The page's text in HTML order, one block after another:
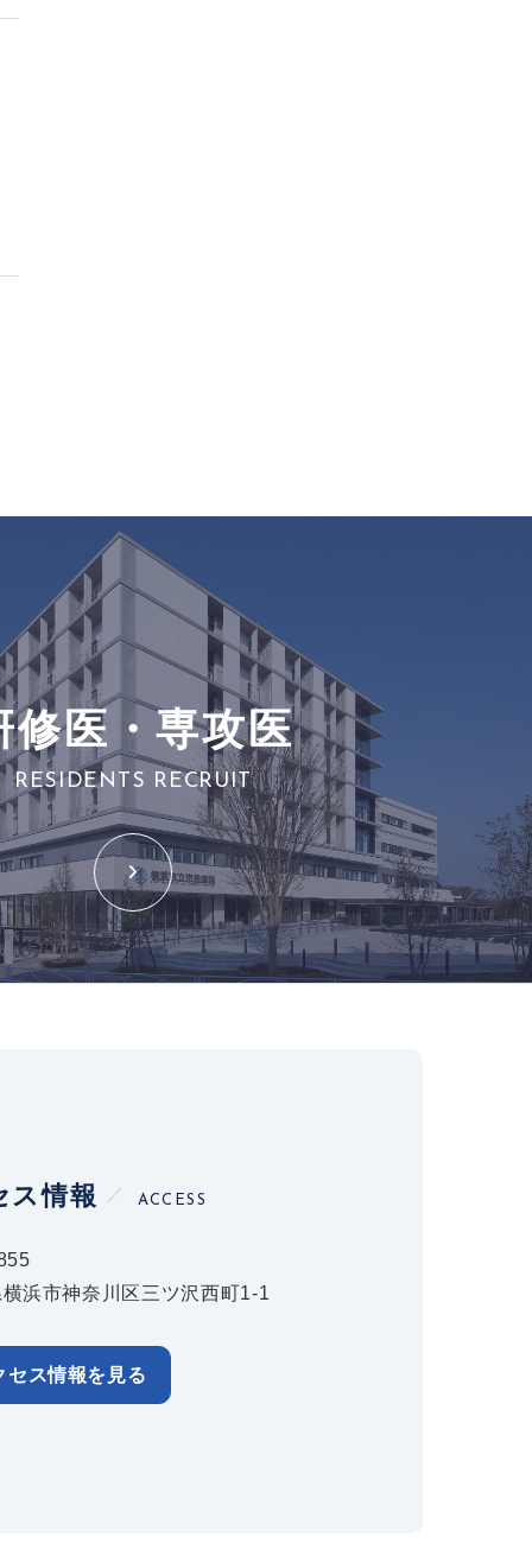
修医・専攻医
RESIDENTS RECRUIT
ス情報 ACCESS
浜市神奈川区三ツ沢西町1-1
セス情報を見る